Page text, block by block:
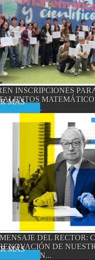
INSCRIPCIONES
DEL RECTOR:
DE